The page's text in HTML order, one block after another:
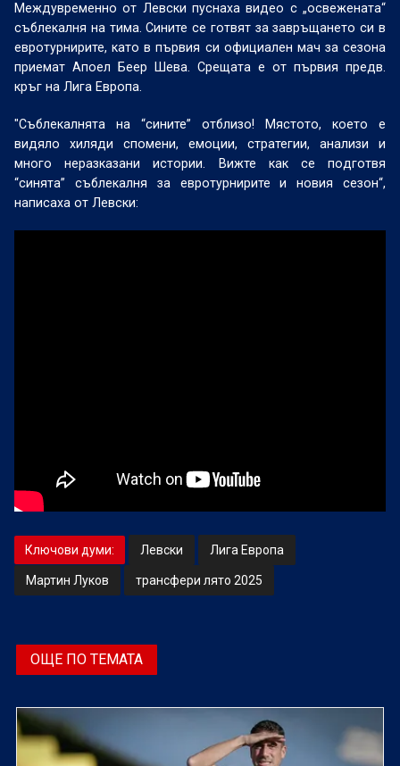
Междувременно от Левски пуснаха видео с „освежената“
съблекалня на тима. Сините се готвят за завръщането си в
евротурнирите, като в първия си официален мач за сезона
приемат Апоел Беер Шева. Срещата е от първия предв.
кръг на Лига Европа.
"Съблекалнята на “сините” отблизо! Мястото, което е
видяло хиляди спомени, емоции, стратегии, анализи и
много неразказани истории. Вижте как се подготвя
“синята” съблекалня за евротурнирите и новия сезон“,
написаха от Левски:
Ключови думи: Левски Лига Европа
Мартин Луков трансфери лято 2025
ОЩЕ ПО ТЕМАТА